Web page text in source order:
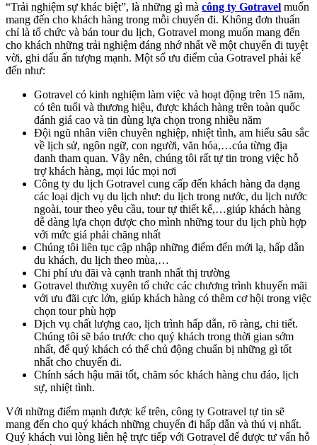
“Trải nghiệm sự khác biệt”, là những gì mà công ty Gotravel muốn
mang đến cho khách hàng trong mỗi chuyến đi. Không đơn thuẩn
chỉ là tổ chức và bán tour du lịch, Gotravel mong muốn mang đến
cho khách những trải nghiệm đáng nhớ nhất về một chuyến đi tuyệt
vời, ghi dấu ấn tượng mạnh. Một số ưu điểm của Gotravel phải kể
đến như:
Gotravel có kinh nghiệm làm việc và hoạt động trên 15 năm,
có tên tuổi và thương hiệu, được khách hàng trên toàn quốc
đánh giá cao và tin dùng lựa chọn trong nhiều năm
Đội ngũ nhân viên chuyên nghiệp, nhiệt tình, am hiểu sâu sắc
về lịch sử, ngôn ngữ, con người, văn hóa,…của từng địa
danh tham quan. Vậy nên, chúng tôi rất tự tin trong việc hỗ
trợ khách hàng, mọi lúc mọi nơi
Công ty du lịch Gotravel cung cấp đến khách hàng đa dạng
các loại dịch vụ du lịch như: du lịch trong nước, du lịch nước
ngoài, tour theo yêu cầu, tour tự thiết kế,…giúp khách hàng
dễ dàng lựa chọn được cho mình những tour du lịch phù hợp
với mức giá phải chăng nhất
Chúng tôi liên tục cập nhập những điểm đến mới lạ, hấp dẫn
du khách, du lịch theo mùa,…
Chi phí ưu đãi và cạnh tranh nhất thị trường
Gotravel thường xuyên tổ chức các chương trình khuyến mãi
với ưu đãi cực lớn, giúp khách hàng có thêm cơ hội trong việc
chọn tour phù hợp
Dịch vụ chất lượng cao, lịch trình hấp dẫn, rõ ràng, chi tiết.
Chúng tôi sẽ báo trước cho quý khách trong thời gian sớm
nhất, để quý khách có thể chủ động chuẩn bị những gì tốt
nhất cho chuyến đi.
Chính sách hậu mãi tốt, chăm sóc khách hàng chu đáo, lịch
sự, nhiệt tình.
Với những điểm mạnh được kể trên, công ty Gotravel tự tin sẽ
mang đến cho quý khách những chuyến đi hấp dẫn và thú vị nhất.
Quý khách vui lòng liên hệ trực tiếp với Gotravel để được tư vấn hỗ